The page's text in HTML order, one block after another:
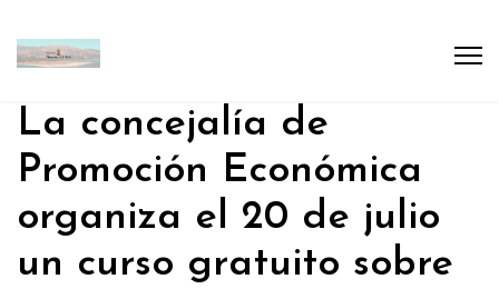
La concejalía de
Promoción Económica
organiza el 20 de julio
un curso gratuito sobre